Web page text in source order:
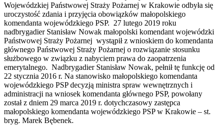
Wojewódzkiej Państwowej Straży Pożarnej w Krakowie odbyła się
uroczystość zdania i przyjęcia obowiązków małopolskiego
komendanta wojewódzkiego PSP. 27 lutego 2019 roku
nadbrygadier Stanisław Nowak małopolski komendant wojewódzki
Państwowej Straży Pożarnej wystąpił z wnioskiem do komendanta
głównego Państwowej Straży Pożarnej o rozwiązanie stosunku
służbowego w związku z nabyciem prawa do zaopatrzenia
emerytalnego. Nadbrygadier Stanisław Nowak, pełnił tę funkcję od
22 stycznia 2016 r. Na stanowisko małopolskiego komendanta
wojewódzkiego PSP decyzją ministra spraw wewnętrznych i
administracji na wniosek komendanta głównego PSP, powołany
został z dniem 29 marca 2019 r. dotychczasowy zastępca
małopolskiego komendanta wojewódzkiego PSP w Krakowie – st.
bryg. Marek Bębenek.